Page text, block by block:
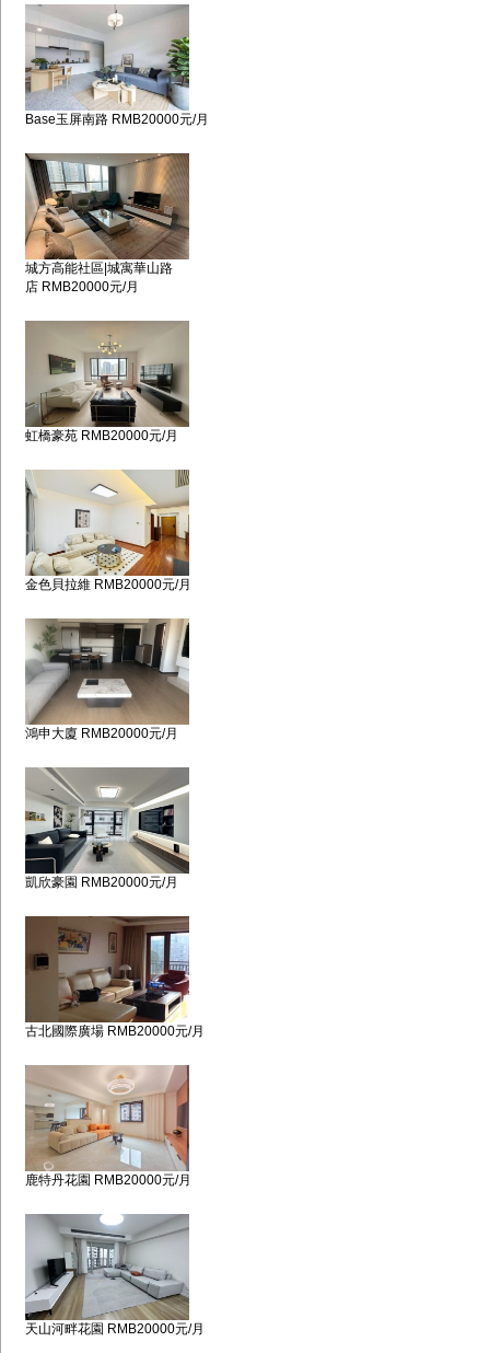
Base玉屏南路 RMB20000元/月
城方高能社區|城寓華山路
店 RMB20000元/月
虹橋豪苑 RMB20000元/月
金色貝拉維 RMB20000元/月
鴻申大廈 RMB20000元/月
凱欣豪園 RMB20000元/月
古北國際廣場 RMB20000元/月
鹿特丹花園 RMB20000元/月
天山河畔花園 RMB20000元/月